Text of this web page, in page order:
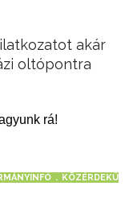
akár
oltópontra
rá!
KÖZÉRDEKŰ